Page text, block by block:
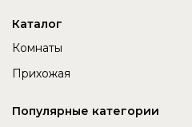
Каталог
Комнаты
Прихожая
Популярные категории